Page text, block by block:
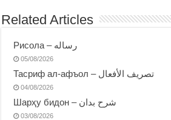
Related Articles
Рисола – رساله
05/08/2026
Тасриф ал-афъол – تصريف الأفعال
04/08/2026
Шарҳу бидон – شرح بدان
03/08/2026